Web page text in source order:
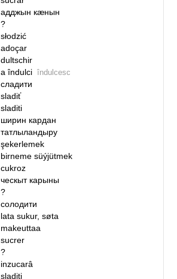
адджын кӕнын
?
słodzić
adoçar
dultschir
a îndulci îndulcesc
сладити
sladiť
sladiti
ширин кардан
татлыландыру
şekerlemek
birneme süýjütmek
cukroz
ческыт карыны
?
солодити
lata sukur, søta
makeuttaa
sucrer
?
inzucarâ
sladiti